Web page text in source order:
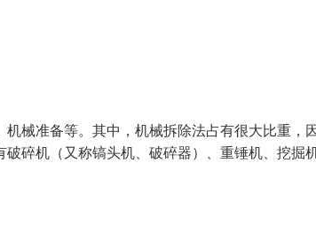
械准备等。其中，机械拆除法占有很大比重，
碎机（又称镐头机、破碎器）、重锤机、挖掘